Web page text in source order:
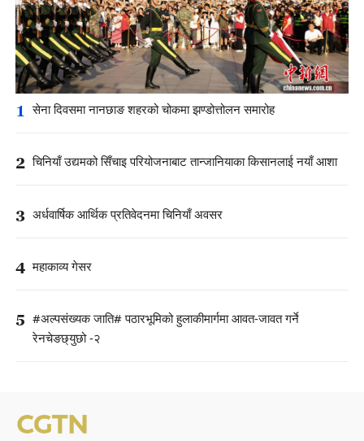
1 सेना दिवसमा नानछाङ शहरको चोकमा झण्डोत्तोलन समारोह
2 चिनियाँ उद्यमको सिँचाइ परियोजनाबाट तान्जानियाका किसानलाई नयाँ आशा
3 अर्धवार्षिक आर्थिक प्रतिवेदनमा चिनियाँ अवसर
4 महाकाव्य गेसर
5 #अल्पसंख्यक जाति# पठारभूमिको हुलाकीमार्गमा आवत-जावत गर्ने
रेनचेङछ्युछो -२